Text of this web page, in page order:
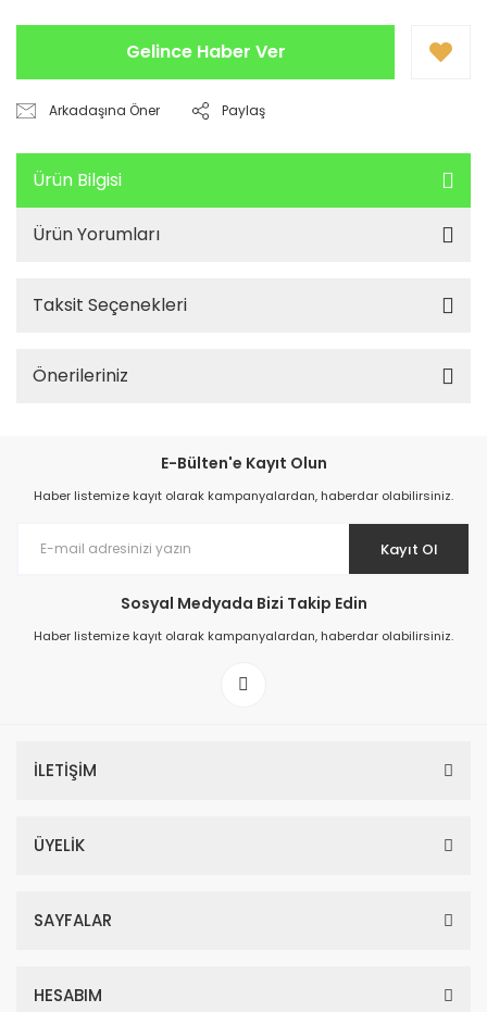
Gelince Haber Ver
Arkadaşına Öner Paylaş
Ürün Bilgisi
Ürün Yorumları
Taksit Seçenekleri
Önerileriniz
E-Bülten'e Kayıt Olun
Haber listemize kayıt olarak kampanyalardan, haberdar olabilirsiniz.
Kayıt Ol
Sosyal Medyada Bizi Takip Edin
Haber listemize kayıt olarak kampanyalardan, haberdar olabilirsiniz.
İLETİŞİM
ÜYELİK
SAYFALAR
HESABIM